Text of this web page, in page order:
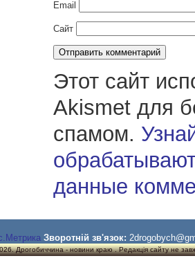
Email
Сайт
Этот сайт
Akismet для
спамом.
данные
Зворотній зв'язок:
Дрогобиччина - новини краю . Редакція сайту не